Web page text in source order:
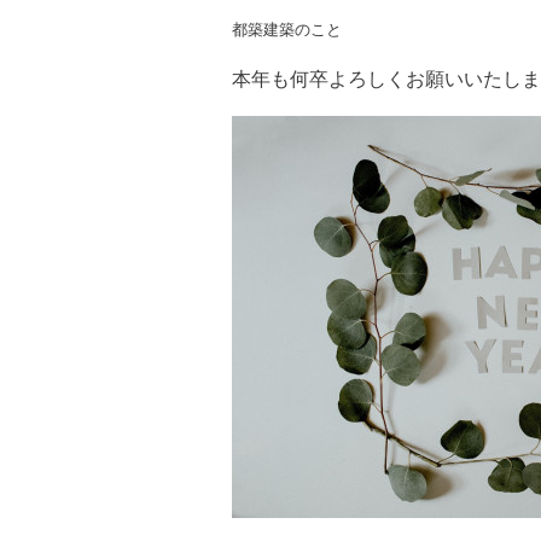
都築建築のこと
本年も何卒よろしくお願いいたし